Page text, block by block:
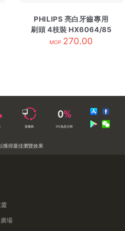
PHILIPS 亮白牙齒專用
刷頭 4枝裝 HX6064/85
白
MOP 270.00
落樓易 0%免息分期
得最佳瀏覽效果
場